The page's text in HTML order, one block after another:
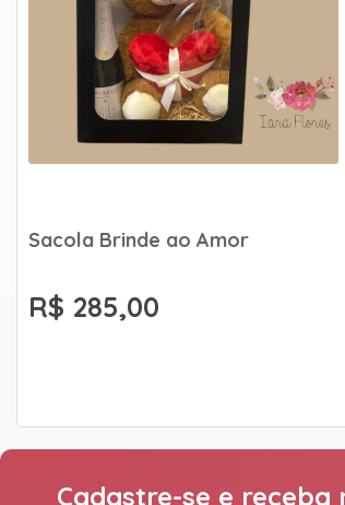
Sacola Brinde ao Amor
R$ 285,00
Cadastre-se e receba